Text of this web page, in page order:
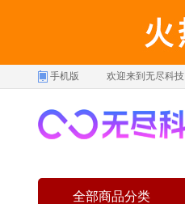
手机版 欢迎来到无尽科技
全部商品分类